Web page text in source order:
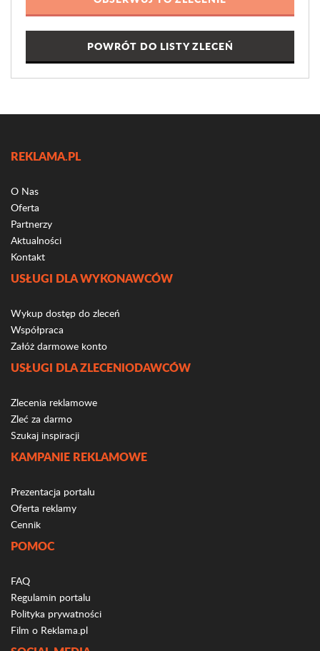
POWRÓT DO LISTY ZLECEŃ
REKLAMA.PL
O Nas
Oferta
Partnerzy
Aktualności
Kontakt
USŁUGI DLA WYKONAWCÓW
Wykup dostęp do zleceń
Współpraca
Załóż darmowe konto
USŁUGI DLA ZLECENIODAWCÓW
Zlecenia reklamowe
Zleć za darmo
Szukaj inspiracji
KAMPANIE REKLAMOWE
Prezentacja portalu
Oferta reklamy
Cennik
POMOC
FAQ
Regulamin portalu
Polityka prywatności
Film o Reklama.pl